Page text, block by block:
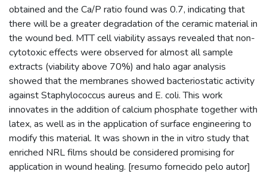
obtained and the Ca/P ratio found was 0.7, indicating that
there will be a greater degradation of the ceramic material in
the wound bed. MTT cell viability assays revealed that non-
cytotoxic effects were observed for almost all sample
extracts (viability above 70%) and halo agar analysis
showed that the membranes showed bacteriostatic activity
against Staphylococcus aureus and E. coli. This work
innovates in the addition of calcium phosphate together with
latex, as well as in the application of surface engineering to
modify this material. It was shown in the in vitro study that
enriched NRL films should be considered promising for
application in wound healing. [resumo fornecido pelo autor]